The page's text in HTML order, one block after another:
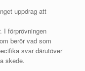
uppdrag att
I förprövningen
berör vad som
svar därutöver
skede.